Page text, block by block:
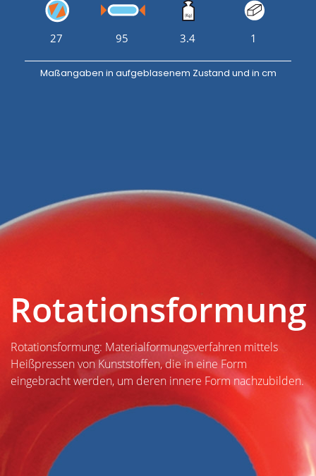
27 95 3.4 1
Maßangaben in aufgeblasenem Zustand und in cm
Rotationsformung
Rotationsformung: Materialformungsverfahren mittels
Heißpressen von Kunststoffen, die in eine Form
eingebracht werden, um deren innere Form nachzubilden.